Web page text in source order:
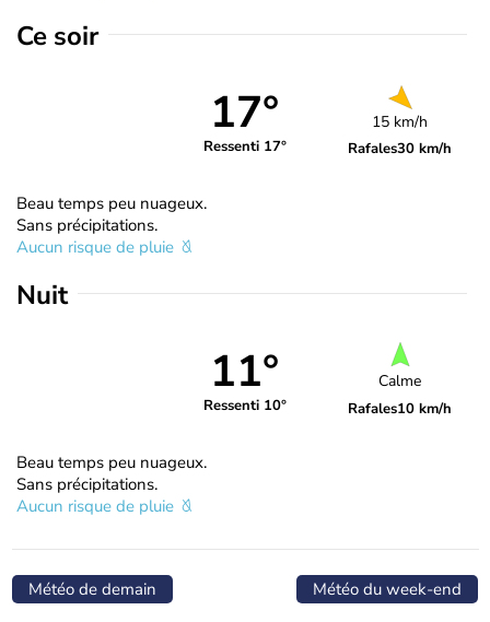
Ce soir
17°
Ressenti 17°
15 km/h
Rafales30 km/h
Beau temps peu nuageux.
Sans précipitations.
Aucun risque de pluie
Nuit
11°
Ressenti 10°
Calme
Rafales10 km/h
Beau temps peu nuageux.
Sans précipitations.
Aucun risque de pluie
Météo de demain Météo du week-end